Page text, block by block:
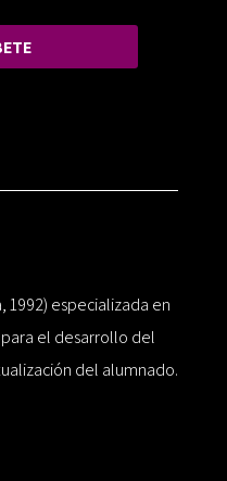
especializada en
el desarrollo del
del alumnado.